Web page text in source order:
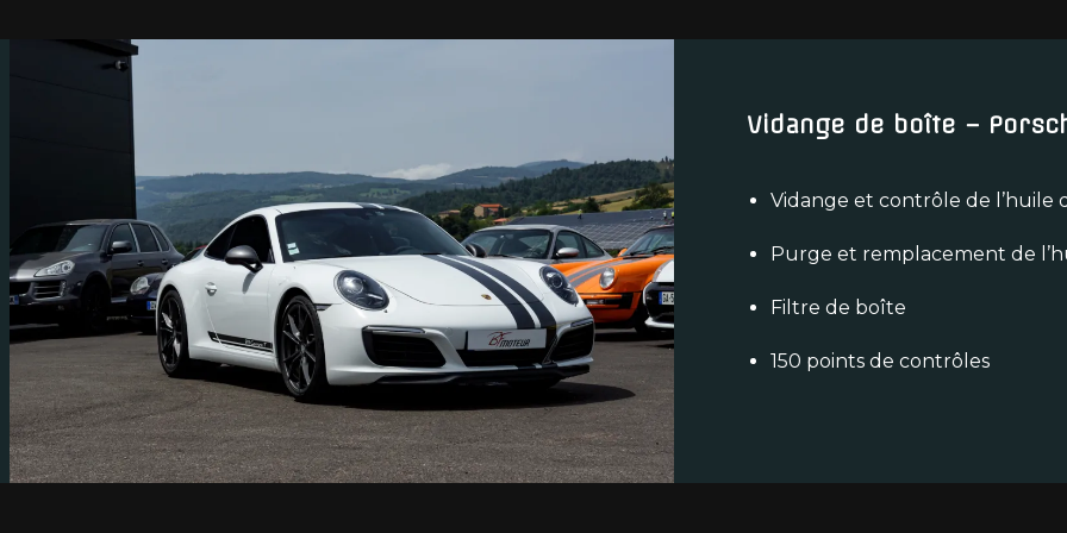
Vidange de boîte –
Vidange et contrôle de l’huile
Purge et remplacement de
Filtre de boîte
150 points de contrôles